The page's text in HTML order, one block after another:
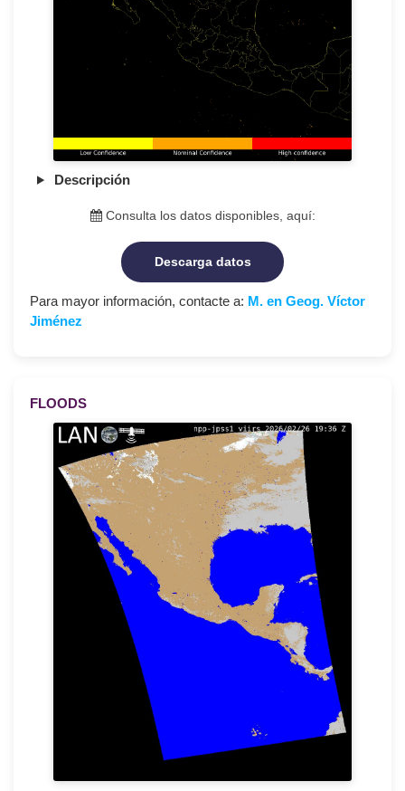
Descripción
Consulta los datos disponibles, aquí:
Descarga datos
Para mayor información, contacte a: M. en Geog. Víctor
Jiménez
FLOODS